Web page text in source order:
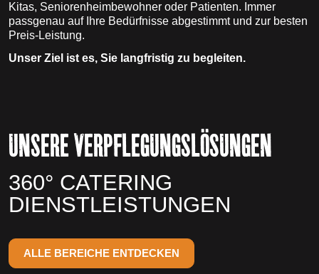
Kitas, Seniorenheimbewohner oder Patienten. Immer
passgenau auf Ihre Bedürfnisse abgestimmt und zur besten
Preis-Leistung.
Unser Ziel ist es, Sie langfristig zu begleiten.
UNSERE VERPFLEGUNGSLÖSUNGEN
360° CATERING
DIENSTLEISTUNGEN
ALLE BEREICHE ENTDECKEN